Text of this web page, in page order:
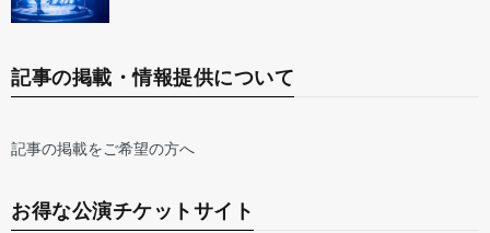
記事の掲載・情報提供について
記事の掲載をご希望の方へ
お得な公演チケットサイト